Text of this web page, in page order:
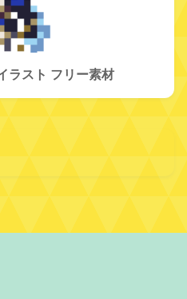
ラスト フリー素材